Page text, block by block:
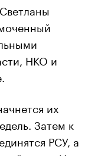
НКО и
их
Затем к
РСУ, а